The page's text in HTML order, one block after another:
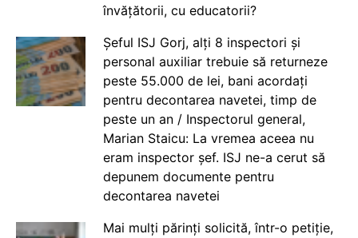
învățătorii, cu educatorii?
Șeful ISJ Gorj, alți 8 inspectori și
personal auxiliar trebuie să returneze
peste 55.000 de lei, bani acordați
pentru decontarea navetei, timp de
peste un an / Inspectorul general,
Marian Staicu: La vremea aceea nu
eram inspector șef. ISJ ne-a cerut să
depunem documente pentru
decontarea navetei
Mai mulți părinți solicită, într-o petiție,